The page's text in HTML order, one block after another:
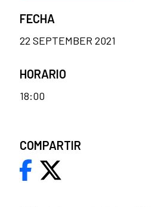
FECHA
22 SEPTEMBER 2021
HORARIO
18:00
COMPARTIR